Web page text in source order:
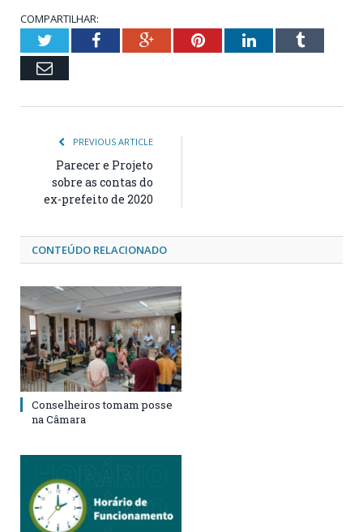
COMPARTILHAR:
TwitterFacebookGoogle+PinterestLinkedInTumblr
Email
PREVIOUS ARTICLE
Parecer e Projeto
sobre as contas do
ex-prefeito de 2020
CONTEÚDO RELACIONADO
Conselheiros tomam posse
na Câmara